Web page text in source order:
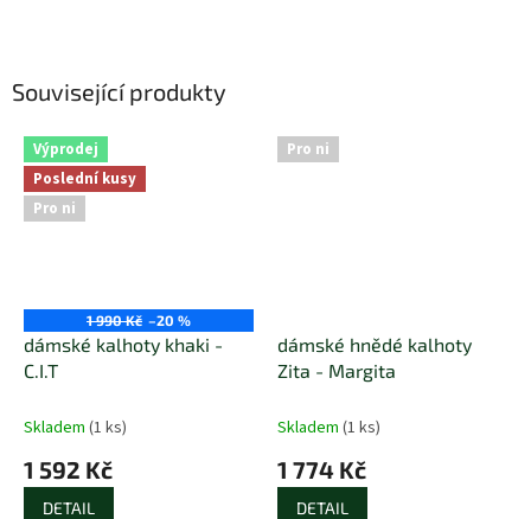
Související produkty
Výprodej
Poslední kusy
Pro ni
1 990 Kč –20 %
dámské kalhoty khaki -
C.I.T
Skladem (1 ks)
1 592 Kč
DETAIL
Pro ni
dámské hnědé kalhoty
Zita - Margita
Skladem (1 ks)
1 774 Kč
DETAIL